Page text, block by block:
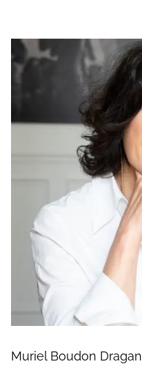
Muriel Boudon Dragan